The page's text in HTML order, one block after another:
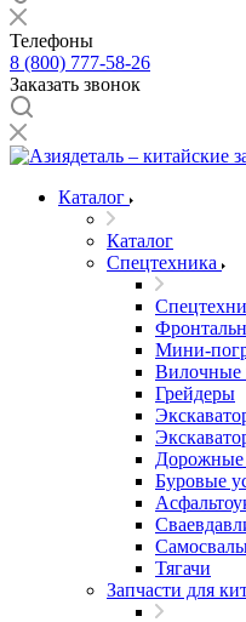
Телефоны
8 (800) 777-58-26
Заказать звонок
Каталог
Каталог
Спецтехника
Мини-
Вилочные
Грейдеры
Дорожные
Буровые
Тягачи
Запчасти для